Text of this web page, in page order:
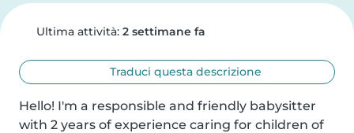
Ultima attività: 2 settimane fa
Traduci questa descrizione
Hello! I'm a responsible and friendly babysitter
with 2 years of experience caring for children of